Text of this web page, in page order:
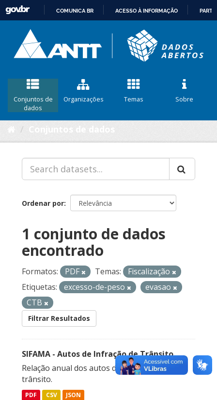
CONTEÚDO
COMUNICA BR ACESSO À INFORMAÇÃO
Conjuntos de
dados
Organizações Temas Sobre
Ordenar por
1 conjunto de dados
encontrado
Formatos: PDF Temas:
Fiscalização
Etiquetas:
excesso-de-peso
evasao
CTB
Filtrar Resultados
SIFAMA - Autos de Infração de Trânsito
Relação anual dos autos de infração de
trânsito.
PDF CSV JSON